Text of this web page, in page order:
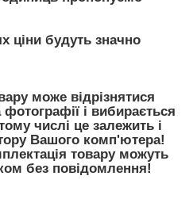
ціни будуть значно
може відрізнятися
і вибирається
числі це залежить і
Вашого комп'ютера!
товару можуть
без повідомлення!